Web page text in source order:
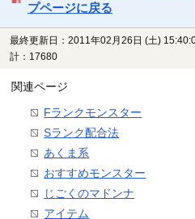
プページに戻る
最終更新日：2011年02月26日 (土)
計：17680
関連ページ
Fランクモンスター
Sランク配合法
あくま系
おすすめモンスター
じごくのマドンナ
アイテム